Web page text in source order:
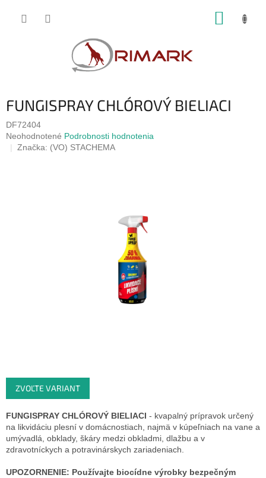
FUNGISPRAY CHLÓROVÝ BIELIACI
DF72404
Priemerné
hodnotenie
Neohodnotené Podrobnosti hodnotenia
Značka: (VO) STACHEMA
ZVOĽTE VARIANT
FUNGISPRAY CHLÓROVÝ BIELIACI - kvapalný prípravok určený
na likvidáciu plesní v domácnostiach, najmä v kúpeľniach na vane a
umývadlá, obklady, škáry medzi obkladmi, dlažbu a v
zdravotníckych a potravinárskych zariadeniach.
UPOZORNENIE: Používajte biocídne výrobky bezpečným